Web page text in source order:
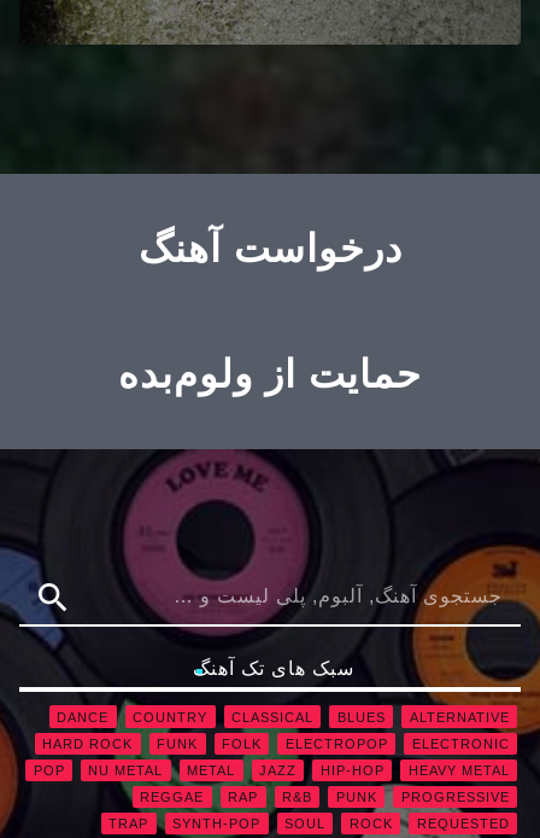
درخواست آهنگ
حمایت از ولوم‌بده
search
سبک های تک آهنگ
ALTERNATIVE
BLUES
CLASSICAL
COUNTRY
DANCE
ELECTRONIC
ELECTROPOP
FOLK
FUNK
HARD ROCK
HEAVY METAL
HIP-HOP
JAZZ
METAL
NU METAL
POP
PROGRESSIVE
PUNK
R&B
RAP
REGGAE
REQUESTED
ROCK
SOUL
SYNTH-POP
TRAP